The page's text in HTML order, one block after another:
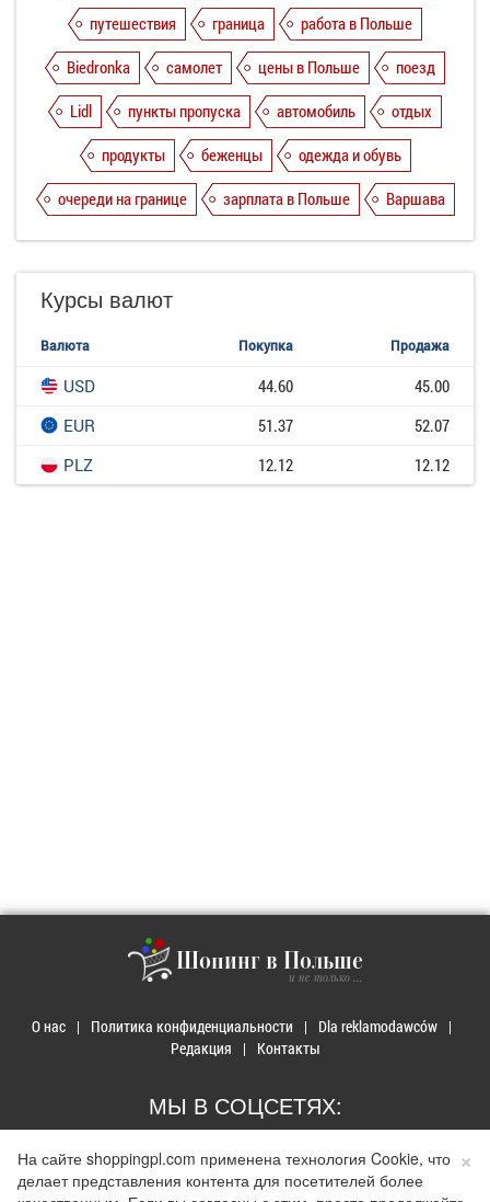
путешествия
граница
работа в Польше
Biedronka
самолет цены в Польше
поезд
Lidl
пункты пропуска автомобиль
отдых
продукты
беженцы
одежда и обувь
очереди на границе
зарплата в Польше Варшава
Курсы валют
Валюта Покупка Продажа
USD 44.60
45.00
EUR
51.37
52.07
PLZ
12.12 12.12
Шопинг в Польше
и не только ...
О нас Политика конфиденциальности
Dla reklamodawców
Редакция
Контакты
МЫ В СОЦСЕТЯХ:
×
На сайте shoppingpl.com применена технология Cookie, что
делает представления контента для посетителей более